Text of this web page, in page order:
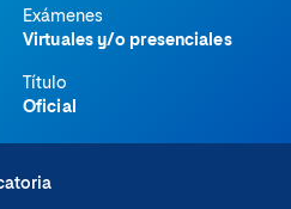
Exámenes
Virtuales y/o presenciales
Título
Oficial